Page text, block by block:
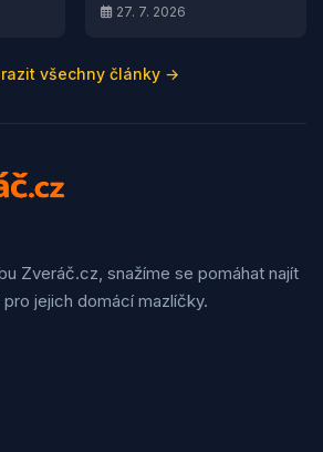
27. 7. 2026
všechny články →
Zveráč.cz, snažíme se pomáhat najít
jejich domácí mazlíčky.